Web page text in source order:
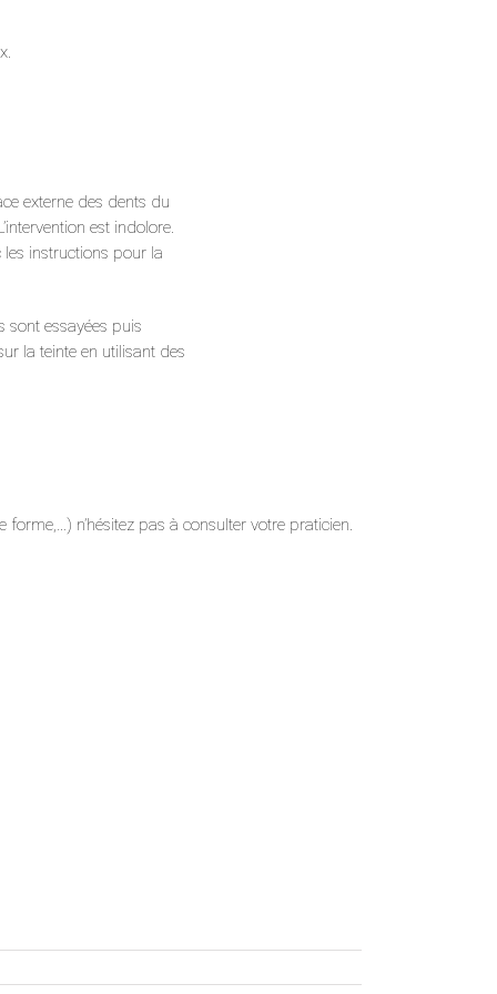
externe des dents du
est indolore.
instructions pour la
sont essayées puis
la teinte en utilisant des
n’hésitez pas à consulter votre praticien.